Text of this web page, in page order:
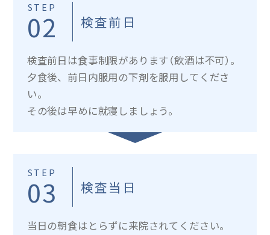
STEP
02 検査前日
検査前日は食事制限があります（飲酒は不可）。
夕食後、前日内服用の下剤を服用してくださ
い。
その後は早めに就寝しましょう。
STEP
03 検査当日
当日の朝食はとらずに来院されてください。